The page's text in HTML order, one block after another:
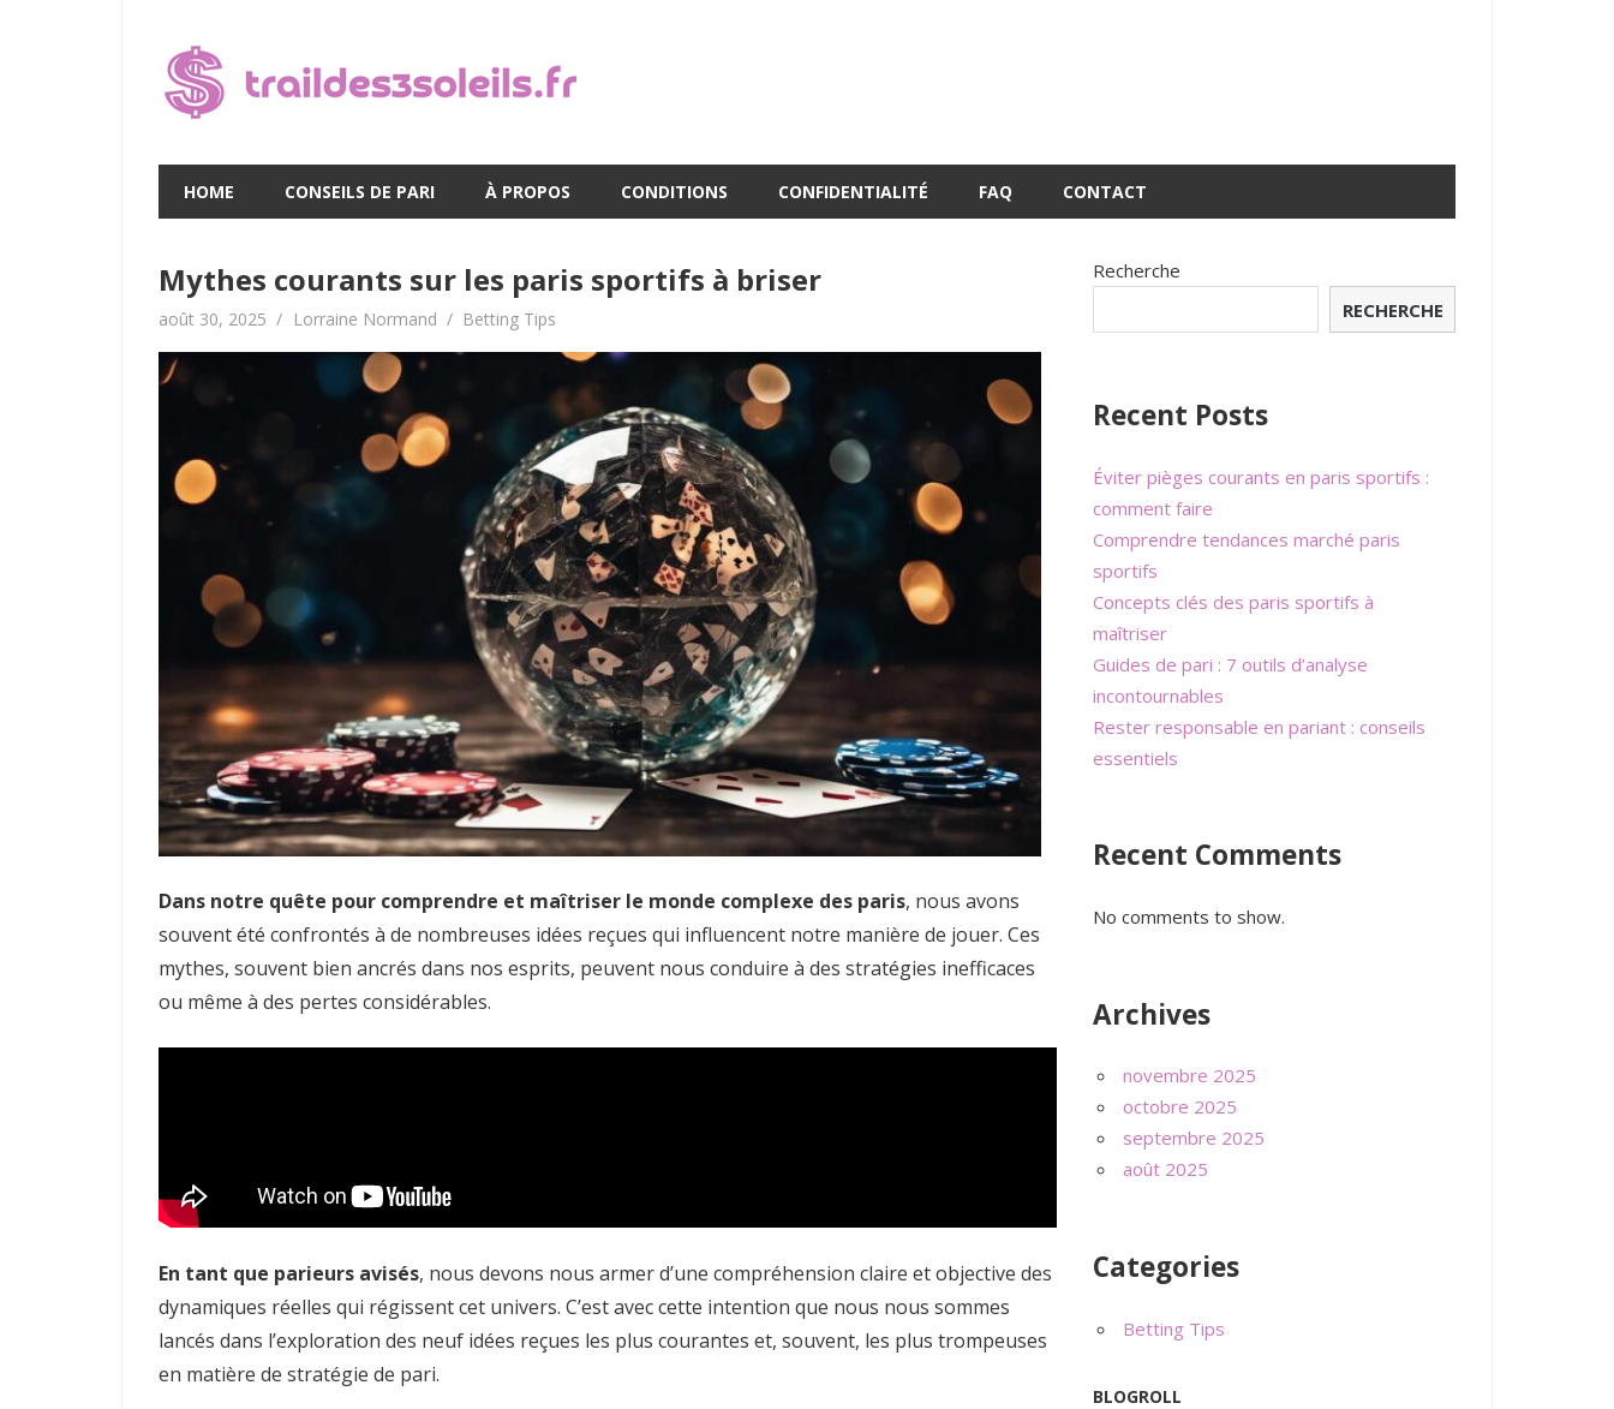
content
HOME CONSEILS DE PARI À PROPOS CONDITIONS CONFIDENTIALITÉ FAQ CONTACT
Mythes courants sur les paris sportifs à briser
août 30, 2025 Lorraine Normand Betting Tips
Dans notre quête pour comprendre et maîtriser le monde complexe des paris, nous avons
souvent été confrontés à de nombreuses idées reçues qui influencent notre manière de jouer. Ces
mythes, souvent bien ancrés dans nos esprits, peuvent nous conduire à des stratégies inefficaces
ou même à des pertes considérables.
En tant que parieurs avisés, nous devons nous armer d’une compréhension claire et objective des
dynamiques réelles qui régissent cet univers. C’est avec cette intention que nous nous sommes
lancés dans l’exploration des neuf idées reçues les plus courantes et, souvent, les plus trompeuses
en matière de stratégie de pari.
Recherche
RECHERCHE
Recent Posts
Éviter pièges courants en paris sportifs :
comment faire
Comprendre tendances marché paris
sportifs
Concepts clés des paris sportifs à
maîtriser
Guides de pari : 7 outils d’analyse
incontournables
Rester responsable en pariant : conseils
essentiels
Recent Comments
No comments to show.
Archives
novembre 2025
octobre 2025
septembre 2025
août 2025
Categories
Betting Tips
BLOGROLL